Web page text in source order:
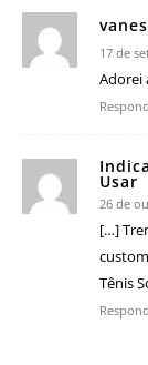
17 de
Adorei
Usar
26 de
[…]
Tênis